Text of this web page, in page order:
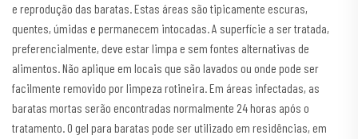
e reprodução das baratas. Estas áreas são tipicamente escuras,
quentes, úmidas e permanecem intocadas. A superfície a ser tratada,
preferencialmente, deve estar limpa e sem fontes alternativas de
alimentos. Não aplique em locais que são lavados ou onde pode ser
facilmente removido por limpeza rotineira. Em áreas infectadas, as
baratas mortas serão encontradas normalmente 24 horas após o
tratamento. O gel para baratas pode ser utilizado em residências, em